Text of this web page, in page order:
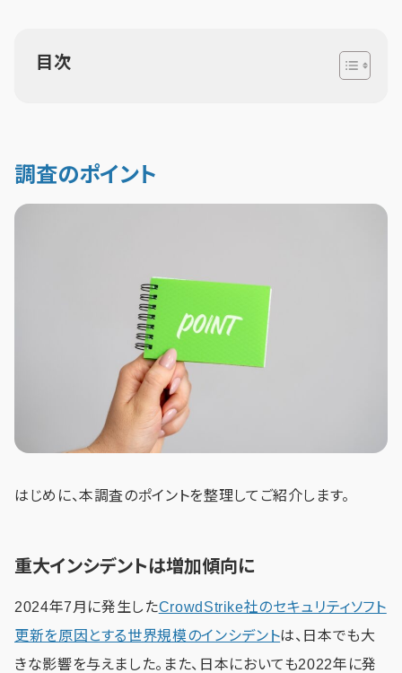
目次
調査のポイント
はじめに、本調査のポイントを整理してご紹介します。
重大インシデントは増加傾向に
2024年7月に発生したCrowdStrike社のセキュリティソフト
更新を原因とする世界規模のインシデントは、日本でも大
きな影響を与えました。また、日本においても2022年に発